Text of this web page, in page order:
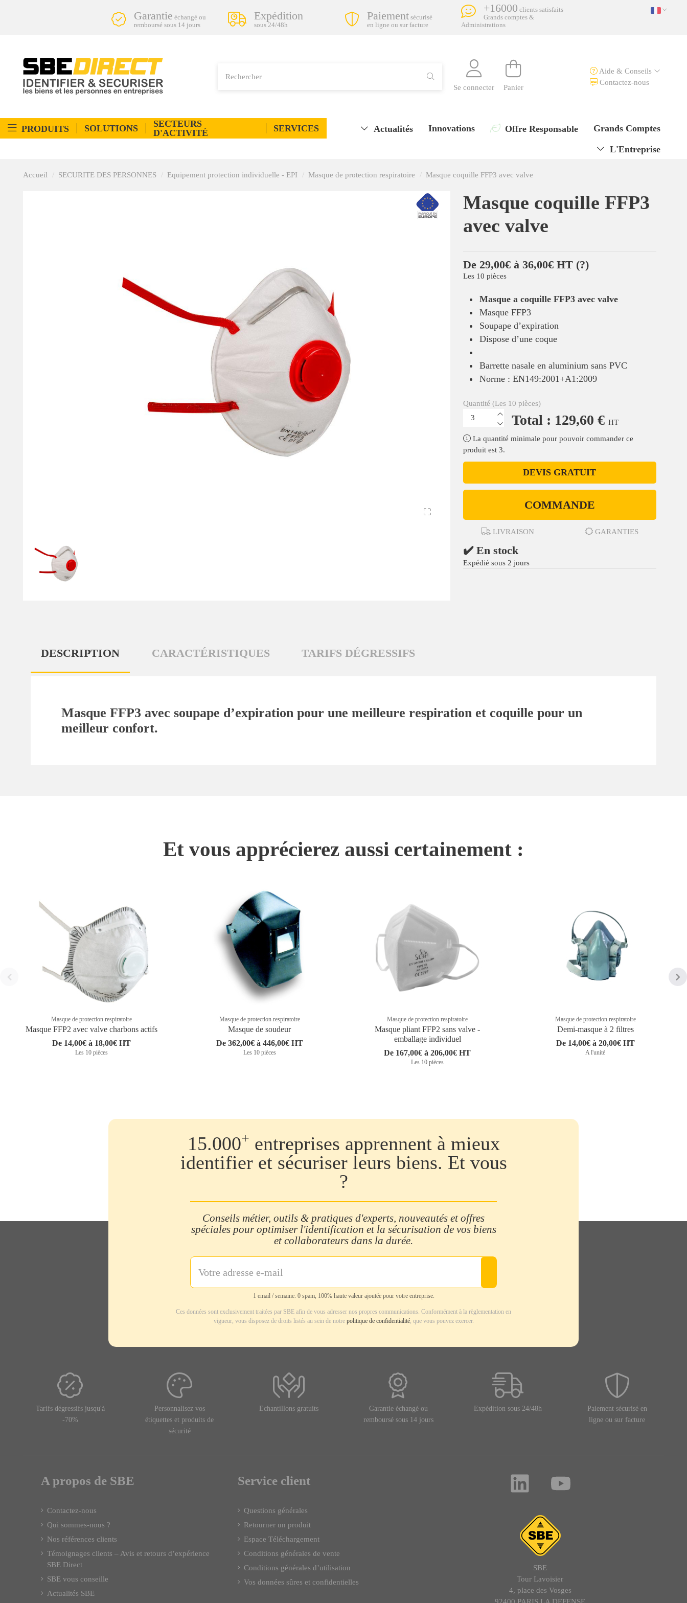
Garantie échangé ou
remboursé sous 14 jours
Expédition
sous 24/48h
Paiement sécurisé
en ligne ou sur facture
+16000 clients satisfaits
Grands comptes &
Administrations
Se connecter Panier
Aide & Conseils
Contactez-nous
PRODUITS SOLUTIONS
SECTEURS
D'ACTIVITÉ
SERVICES Grands Comptes
Offre Responsable
Innovations
Actualités
L'Entreprise
Accueil SECURITE DES PERSONNES Equipement protection individuelle - EPI Masque de protection respiratoire Masque coquille FFP3 avec valve
Masque coquille FFP3
avec valve
De 29,00€ à 36,00€ HT (?)
Les 10 pièces
Masque a coquille FFP3 avec valve
Masque FFP3
Soupape d’expiration
Dispose d’une coque
Barrette nasale en aluminium sans PVC
Norme : EN149:2001+A1:2009
Quantité (Les 10 pièces)
Total : 129,60 € HT
La quantité minimale pour pouvoir commander ce
produit est 3.
DEVIS GRATUIT
COMMANDE
LIVRAISON GARANTIES
✔️ En stock
Expédié sous 2 jours
DESCRIPTION CARACTÉRISTIQUES TARIFS DÉGRESSIFS
Masque FFP3 avec soupape d’expiration pour une meilleure respiration et coquille pour un
meilleur confort.
Et vous apprécierez aussi certainement :
Masque de protection respiratoire
Masque FFP2 avec valve charbons actifs
De 14,00€ à 18,00€ HT
Les 10 pièces
Masque de protection respiratoire
Masque de soudeur
De 362,00€ à 446,00€ HT
Les 10 pièces
Masque de protection respiratoire
Masque pliant FFP2 sans valve -
emballage individuel
De 167,00€ à 206,00€ HT
Les 10 pièces
Masque de protection respiratoire
Demi-masque à 2 filtres
De 14,00€ à 20,00€ HT
A l'unité
15.000+ entreprises apprennent à mieux
identifier et sécuriser leurs biens. Et vous
?
Conseils métier, outils & pratiques d'experts, nouveautés et offres
spéciales pour optimiser l'identification et la sécurisation de vos biens
et collaborateurs dans la durée.
1 email / semaine. 0 spam, 100% haute valeur ajoutée pour votre entreprise.
Ces données sont exclusivement traitées par SBE afin de vous adresser nos propres communications. Conformément à la règlementation en
vigueur, vous disposez de droits listés au sein de notre politique de confidentialité, que vous pouvez exercer.
Tarifs dégressifs jusqu'à
-70%
Personnalisez vos
étiquettes et produits de
sécurité
Echantillons gratuits
Garantie échangé ou
remboursé sous 14 jours
Expédition sous 24/48h
Paiement sécurisé en
ligne ou sur facture
A propos de SBE
Contactez-nous
Qui sommes-nous ?
Nos références clients
Témoignages clients – Avis et retours d’expérience
SBE Direct
SBE vous conseille
Actualités SBE
Service client
Questions générales
Retourner un produit
Espace Téléchargement
Conditions générales de vente
Conditions générales d’utilisation
Vos données sûres et confidentielles
SBE
Tour Lavoisier
4, place des Vosges
92400 PARIS LA DEFENSE